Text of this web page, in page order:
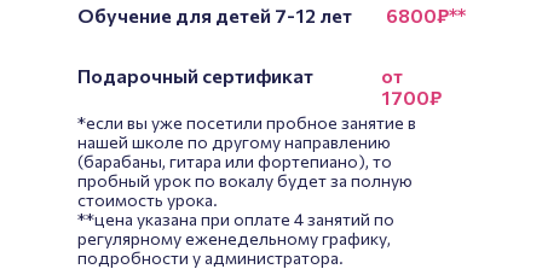
Обучение для детей 7-12 лет 6800₽**
Подарочный сертификат
от
1700₽
*если вы уже посетили пробное занятие в
нашей школе по другому направлению
(барабаны, гитара или фортепиано), то
пробный урок по вокалу будет за полную
стоимость урока.
**цена указана при оплате 4 занятий по
регулярному еженедельному графику,
подробности у администратора.